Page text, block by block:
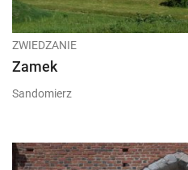
ZWIEDZANIE
Zamek
Sandomierz